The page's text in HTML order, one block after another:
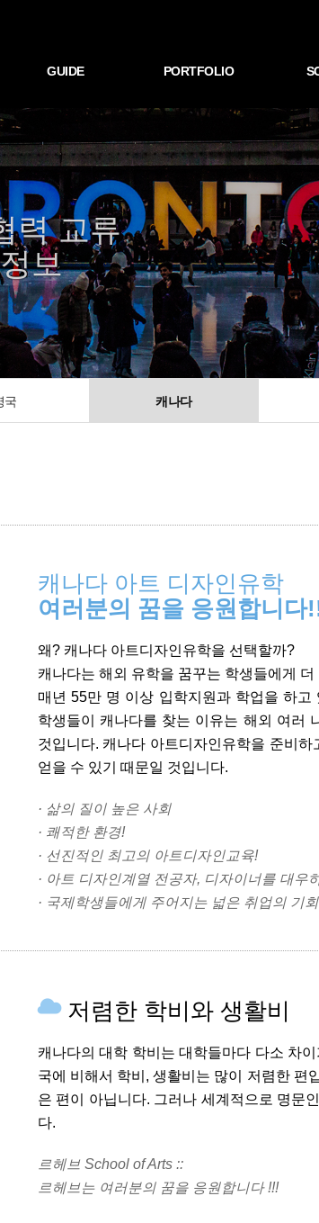
GUIDE PORTFOLIO
력 교류
보
국 캐나다
캐나다 아트 디자인유학
여러분의 꿈을 응원합니다
왜? 캐나다 아트디자인유학을 선택할까?
캐나다는 해외 유학을 꿈꾸는 학생들에게
매년 55만 명 이상 입학지원과 학업을 하
학생들이 캐나다를 찾는 이유는 해외 여러
것입니다. 캐나다 아트디자인유학을 준비
얻을 수 있기 때문일 것입니다.
· 삶의 질이 높은 사회
· 쾌적한 환경!
· 선진적인 최고의 아트디자인교육!
· 아트 디자인계열 전공자, 디자이너를 대우
· 국제학생들에게 주어지는 넓은 취업의 기회
저렴한 학비와 생활비
캐나다의 대학 학비는 대학들마다 다소 차
국에 비해서 학비, 생활비는 많이 저렴한 편
은 편이 아닙니다. 그러나 세계적으로 명문
다.
르헤브 School of Arts ::
르헤브는 여러분의 꿈을 응원합니다 !!!